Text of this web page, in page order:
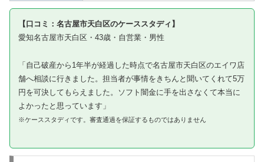
【口コミ：名古屋市天白区のケーススタディ】
愛知名古屋市天白区・43歳・自営業・男性
「自己破産から1年半が経過した時点で名古屋市天白区のエイワ店
舗へ相談に行きました。担当者が事情をきちんと聞いてくれて5万
円を可決してもらえました。ソフト闇金に手を出さなくて本当に
よかったと思っています」
※ケーススタディです。審査通過を保証するものではありません